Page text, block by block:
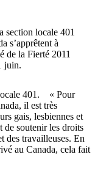
section locale 401
s’apprêtent à
de la Fierté 2011
juin.
locale 401. « Pour
il est très
gais, lesbiennes et
de soutenir les droits
des travailleuses. En
au Canada, cela fait